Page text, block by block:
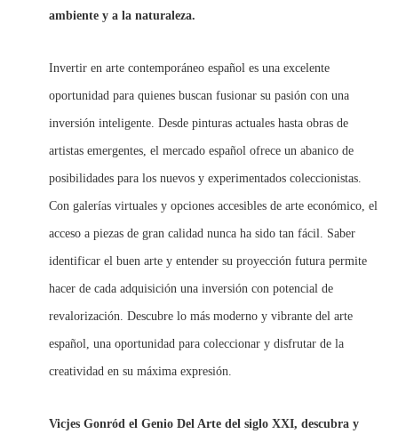
ambiente y a la naturaleza.
Invertir en arte contemporáneo español es una excelente
oportunidad para quienes buscan fusionar su pasión con una
inversión inteligente. Desde pinturas actuales hasta obras de
artistas emergentes, el mercado español ofrece un abanico de
posibilidades para los nuevos y experimentados coleccionistas.
Con galerías virtuales y opciones accesibles de arte económico, el
acceso a piezas de gran calidad nunca ha sido tan fácil. Saber
identificar el buen arte y entender su proyección futura permite
hacer de cada adquisición una inversión con potencial de
revalorización. Descubre lo más moderno y vibrante del arte
español, una oportunidad para coleccionar y disfrutar de la
creatividad en su máxima expresión.
Vicjes Gonród el Genio Del Arte del siglo XXI, descubra y